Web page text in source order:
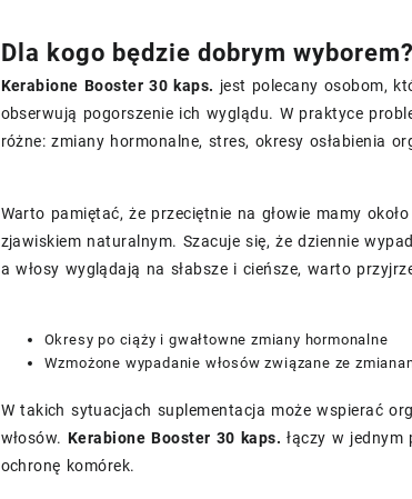
Dla kogo będzie dobrym wyborem?
Kerabione Booster 30 kaps. jest polecany osobom,
obserwują pogorszenie ich wyglądu. W praktyce
różne: zmiany hormonalne, stres, okresy osłabienia
Warto pamiętać, że przeciętnie na głowie mamy
zjawiskiem naturalnym. Szacuje się, że dziennie
a włosy wyglądają na słabsze i cieńsze, warto
Okresy po ciąży i gwałtowne zmiany hormonalne
Wzmożone wypadanie włosów związane ze
W takich sytuacjach suplementacja może wspierać
włosów. Kerabione Booster 30 kaps. łączy w jednym
ochronę komórek.